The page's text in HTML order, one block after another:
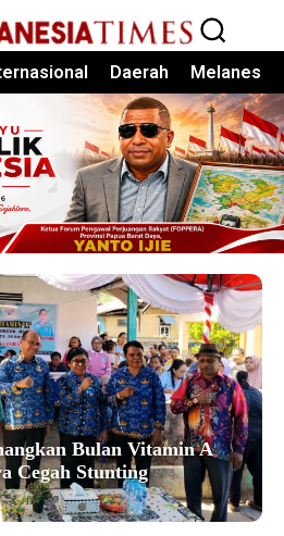
Daerah Melanesia
Bulan Vitamin A
Cegah Stunting